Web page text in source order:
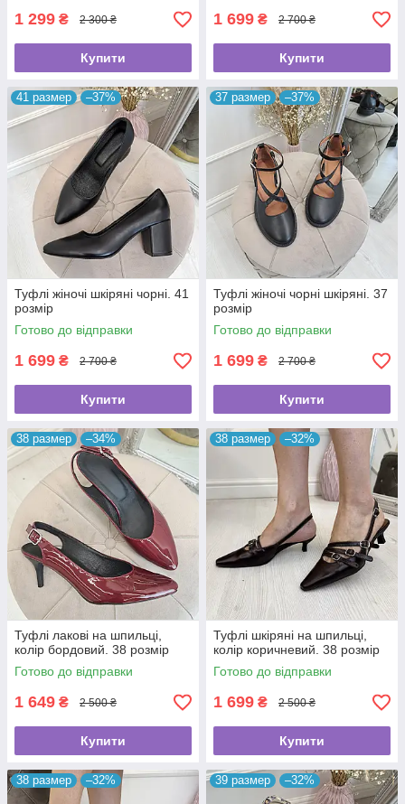
1 299 ₴ 2 300 ₴
Купити
1 699 ₴ 2 700 ₴
Купити
41 размер –37%
Туфлі жіночі шкіряні чорні. 41
розмір
Готово до відправки
1 699 ₴ 2 700 ₴
Купити
37 размер –37%
Туфлі жіночі чорні шкіряні. 37
розмір
Готово до відправки
1 699 ₴ 2 700 ₴
Купити
38 размер –34%
Туфлі лакові на шпильці,
колір бордовий. 38 розмір
Готово до відправки
1 649 ₴ 2 500 ₴
Купити
38 размер –32%
Туфлі шкіряні на шпильці,
колір коричневий. 38 розмір
Готово до відправки
1 699 ₴ 2 500 ₴
Купити
38 размер –32% 39 размер –32%